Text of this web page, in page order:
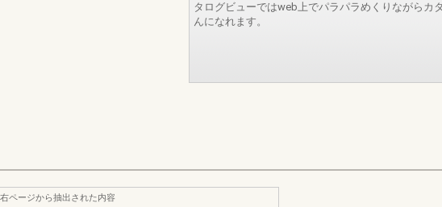
タログビューではweb上でパラパラめくりながらカ
んになれます。
右ページから抽出された内容